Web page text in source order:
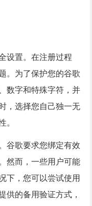
设置。在注册过程
。为了保护您的谷歌
数字和特殊字符，并
，选择您自己独一无
。
谷歌要求您绑定有效
然而，一些用户可能
下，您可以尝试使用
供的备用验证方式，